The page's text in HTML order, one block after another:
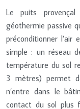
Le puits
géothermie passive
préconditionner
simple : un réseau
température du sol
3 mètres) permet
n’entre dans le
contact du sol plus